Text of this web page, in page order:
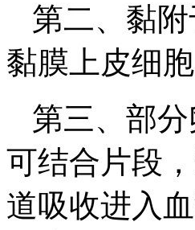
第二、黏
黏膜上皮细胞
第三、部
可结合片段
道吸收进入